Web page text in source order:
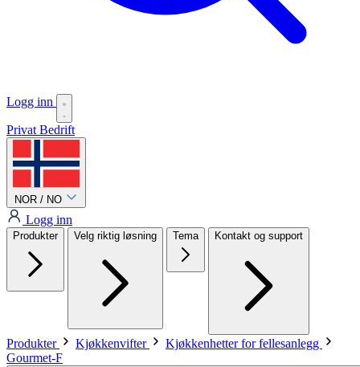
Logg inn
Privat Bedrift
NOR / NO
Logg inn
Produkter Velg riktig løsning Tema Kontakt og support
Produkter Kjøkkenvifter
Kjøkkenhetter for fellesanlegg
Gourmet-F